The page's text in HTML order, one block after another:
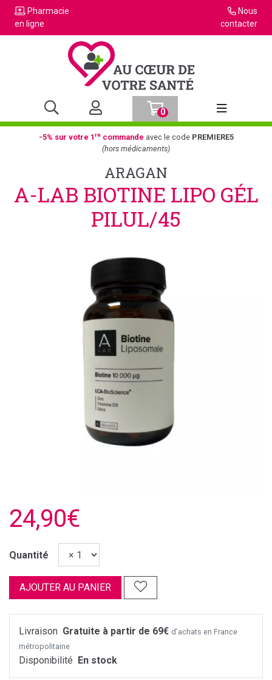
Pharmacie
en ligne
Nous
contacter
0
Afficher la
-5% sur votre 1recommande avec le code PREMIERE5
(hors médicaments)
ARAGAN
A-LAB BIOTINE LIPO GÉL
PILUL/45
24,90€
Quantité
AJOUTER AU PANIER
Livraison Gratuite à partir de 69€ d’achats en France
métropolitaine
Disponibilité En stock